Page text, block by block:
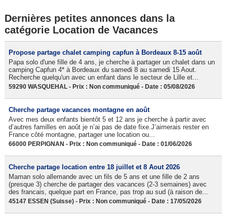
Dernières petites annonces dans la
catégorie Location de Vacances
Propose partage chalet camping capfun à Bordeaux 8-15 août
Papa solo d'une fille de 4 ans, je cherche à partager un chalet dans un
camping Capfun 4* à Bordeaux du samedi 8 au samedi 15 Aout.
Recherche quelqu'un avec un enfant dans le secteur de Lille et...
59290 WASQUEHAL - Prix : Non communiqué - Date : 05/08/2026
Cherche partage vacances montagne en août
Avec mes deux enfants bientôt 5 et 12 ans je cherche à partir avec
d’autres familles en août je n’ai pas de date fixe.J’aimerais rester en
France côté montagne, partager une location ou...
66000 PERPIGNAN - Prix : Non communiqué - Date : 01/06/2026
Cherche partage location entre 18 juillet et 8 Aout 2026
Maman solo allemande avec un fils de 5 ans et une fille de 2 ans
(presque 3) cherche de partager des vacances (2-3 semaines) avec
des francais, quelque part en France, pas trop au sud (à raison de...
45147 ESSEN (Suisse) - Prix : Non communiqué - Date : 17/05/2026